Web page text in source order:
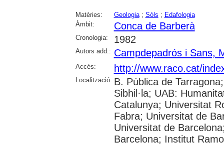
Matèries: Geologia; Sòls ; Edafologia
Àmbit:
Conca de Barberà
Cronologia: 1982
Autors add.: Campdepadrós i Sans,
Accés: http://www.raco.cat/
Localització: B. Pública de
Sibhil·la; UAB:
Catalunya; Universitat
Fabra; Universitat de
Universitat de
Barcelona; Institut